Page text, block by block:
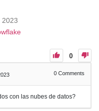
2023
0
0 Comments
con las nubes de datos?